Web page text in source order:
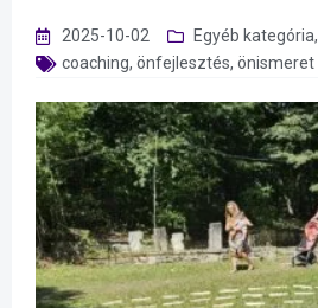
2025-10-02 Egyéb kategória,
coaching, önfejlesztés, önismeret